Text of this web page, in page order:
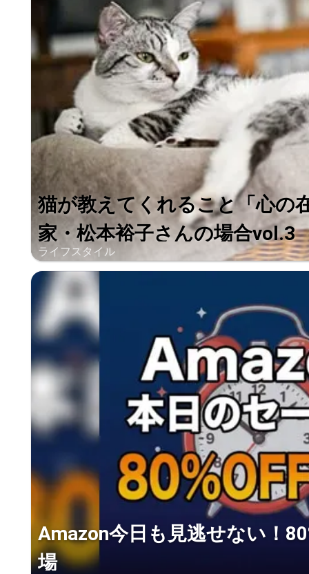
猫が教えてくれること「心の
家・松本裕子さんの場合vol.3
ライフスタイル
Amazon今日も見逃せない！
場